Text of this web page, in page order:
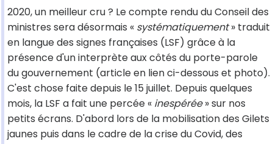
2020, un meilleur cru ? Le compte rendu du Conseil des
ministres sera désormais « systématiquement» traduit
en langue des signes françaises (LSF) grâce à la
présence d'un interprète aux côtés du porte-parole
du gouvernement (article en lien ci-dessous et photo).
C'est chose faite depuis le 15 juillet. Depuis quelques
mois, la LSF a fait une percée « inespérée» sur nos
petits écrans. D'abord lors de la mobilisation des Gilets
jaunes puis dans le cadre de la crise du Covid, des